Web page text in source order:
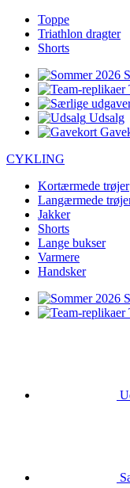
Toppe
Triathlon dragter
Shorts
Udsalg
CYKLING
Kortærmede trøjer
Langærmede
Jakker
Shorts
Lange bukser
Varmere
Handsker